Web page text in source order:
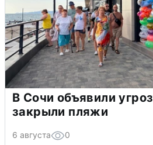
В Сочи объявили
закрыли пляжи
6 августа 0